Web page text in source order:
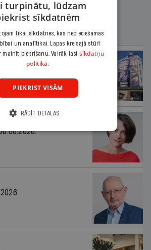
palika nesodīta par
kampaņu
turpinātu, lūdzam
sīkdatnēm
tikai sīkdatnes, kas nepieciešamas
un analītikai. Lapas kreisajā stūrī
mainīt piekrišanu. Vairāk lasi sīkdatņu
politikā.
PIEKRIST VISĀM
RĀDĪT DETAĻAS